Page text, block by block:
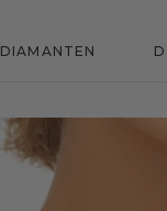
DIAMANTEN